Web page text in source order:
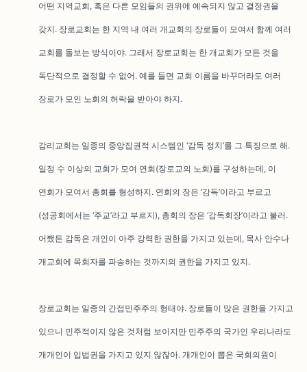
어떤 지역교회, 혹은 다른 모임들의 권위에 예속되지 않고 결정권을
갖지. 장로교회는 한 지역 내 여러 개교회의 장로들이 모여서 함께 여러
교회를 돌보는 방식이야. 그래서 장로교회는 한 개교회가 모든 것을
독단적으로 결정할 수 없어. 예를 들면 교회 이름을 바꾸더라도 여러
장로가 모인 노회의 허락을 받아야 하지.
감리교회는 일종의 중앙집권적 시스템인 ‘감독 정치’를 그 특징으로 해.
일정 수 이상의 교회가 모여 연회(장로교의 노회)를 구성하는데, 이
연회가 모여서 총회를 형성하지. 연회의 장은 ‘감독’이라고 부르고
(성공회에서는 ‘주교’라고 부르지), 총회의 장은 ‘감독회장’이라고 불러.
어쨌든 감독은 개인이 아주 강력한 권한을 가지고 있는데, 목사 안수나
개교회에 목회자를 파송하는 것까지의 권한을 가지고 있지.
장로교회는 일종의 간접민주주의 형태야. 장로들이 많은 권한을 가지고
있으니 민주적이지 않은 것처럼 보이지만 민주주의 국가인 우리나라도
개개인이 입법권을 가지고 있지 않잖아. 개개인이 뽑은 국회의원이